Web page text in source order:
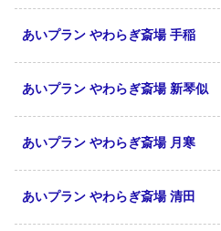
あいプラン やわらぎ斎場 手稲
あいプラン やわらぎ斎場 新琴似
あいプラン やわらぎ斎場 月寒
あいプラン やわらぎ斎場 清田